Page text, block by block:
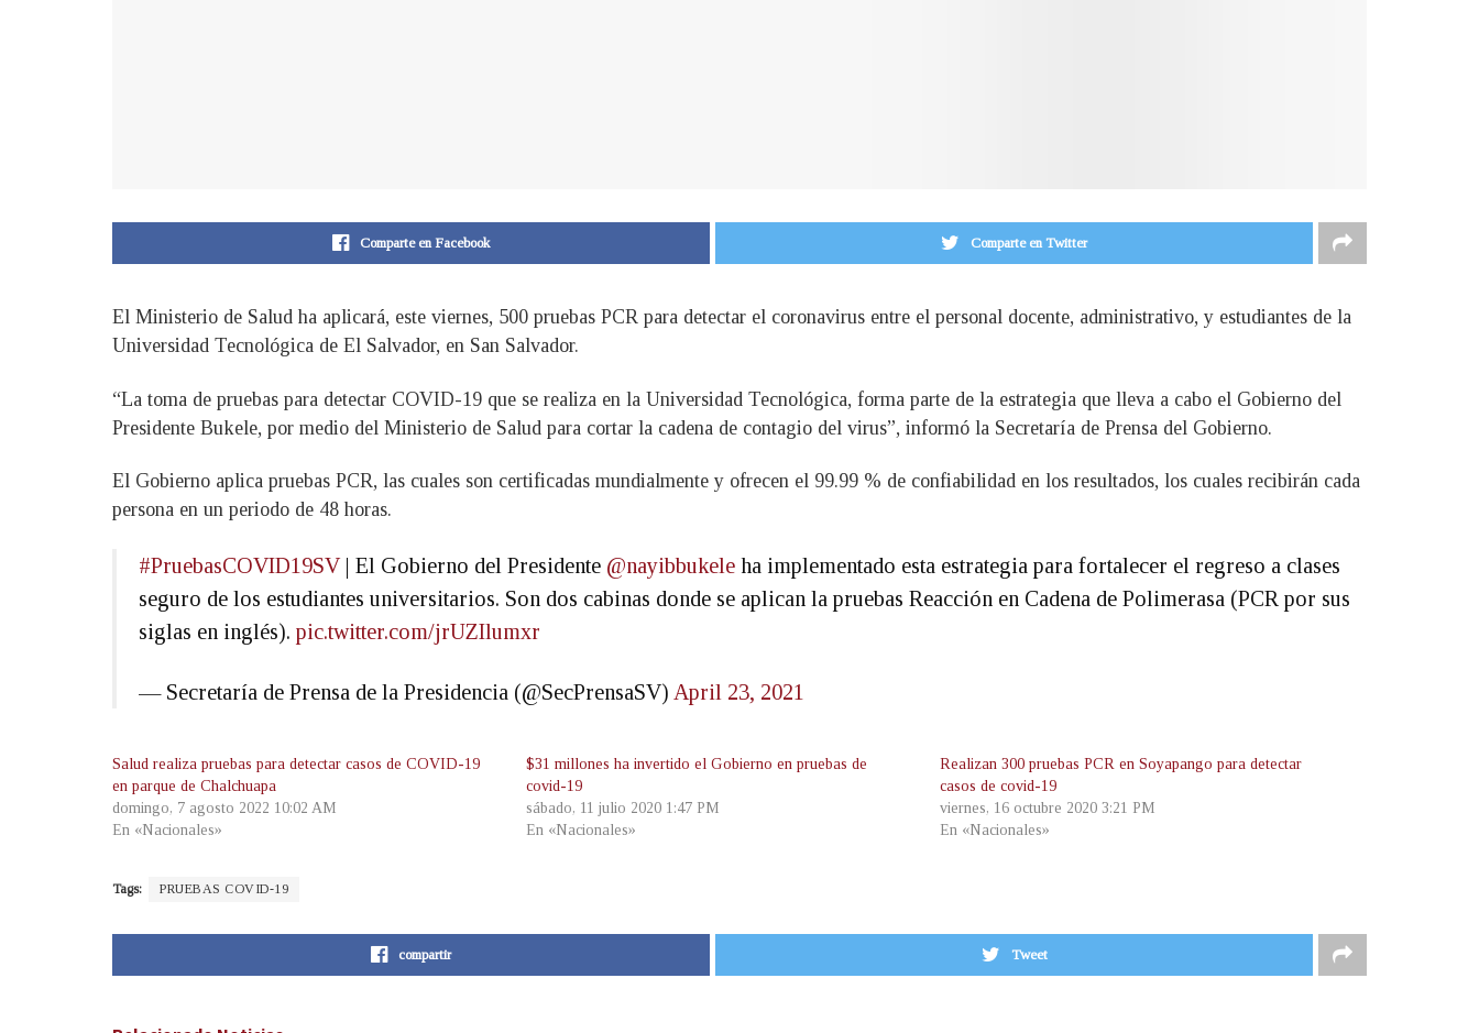
Comparte en Facebook Comparte en Twitter
El Ministerio de Salud ha aplicará, este viernes, 500 pruebas PCR para detectar el coronavirus entre el personal docente, administrativo, y estudiantes de la
Universidad Tecnológica de El Salvador, en San Salvador.
“La toma de pruebas para detectar COVID-19 que se realiza en la Universidad Tecnológica, forma parte de la estrategia que lleva a cabo el Gobierno del
Presidente Bukele, por medio del Ministerio de Salud para cortar la cadena de contagio del virus”, informó la Secretaría de Prensa del Gobierno.
El Gobierno aplica pruebas PCR, las cuales son certificadas mundialmente y ofrecen el 99.99 % de confiabilidad en los resultados, los cuales recibirán cada
persona en un periodo de 48 horas.
#PruebasCOVID19SV| El Gobierno del Presidente @nayibbukele ha implementado esta estrategia para fortalecer el regreso a clases
seguro de los estudiantes universitarios. Son dos cabinas donde se aplican la pruebas Reacción en Cadena de Polimerasa (PCR por sus
siglas en inglés). pic.twitter.com/jrUZIlumxr
— Secretaría de Prensa de la Presidencia (@SecPrensaSV) April 23, 2021
Salud realiza pruebas para detectar casos de COVID-19
en parque de Chalchuapa
domingo, 7 agosto 2022 10:02 AM
En «Nacionales»
$31 millones ha invertido el Gobierno en pruebas de
covid-19
sábado, 11 julio 2020 1:47 PM
En «Nacionales»
Realizan 300 pruebas PCR en Soyapango para detectar
casos de covid-19
viernes, 16 octubre 2020 3:21 PM
En «Nacionales»
Tags: PRUEBAS COVID-19
compartir Tweet